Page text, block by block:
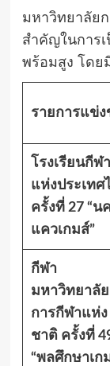
มหาวิทยาลัย
สำคัญในการ
พร้อมสูง โดย
รายการแข่
โรงเรียนกีฬา
แห่งประเทศ
ครั้งที่ 27 “น
แควเกมส์”
กีฬา
มหาวิทยาลัย
การกีฬาแห่ง
ชาติ ครั้งที่
“พลศึกษาเก